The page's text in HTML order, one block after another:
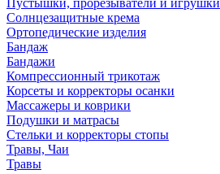
Солнцезащитные крема
Ортопедические изделия
Бандаж
Бандажи
Компрессионный трикотаж
Корсеты и корректоры осанки
Массажеры и коврики
Подушки и матрасы
Стельки и корректоры стопы
Травы, Чаи
Травы